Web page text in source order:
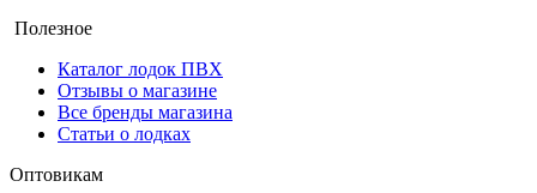
Полезное
Каталог лодок ПВХ
Отзывы о магазине
Все бренды магазина
Статьи о лодках
Оптовикам